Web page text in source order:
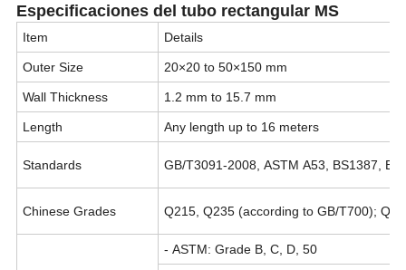
Especificaciones del tubo rectangular MS
Item Details
Outer Size 20×20 to 50×150 mm
Wall Thickness 1.2 mm to 15.7 mm
Length Any length up to 16 meters
Standards GB/T3091-2008, ASTM A53, BS1387,
Chinese Grades Q215, Q235 (according to GB/T700);
- ASTM: Grade B, C, D, 50